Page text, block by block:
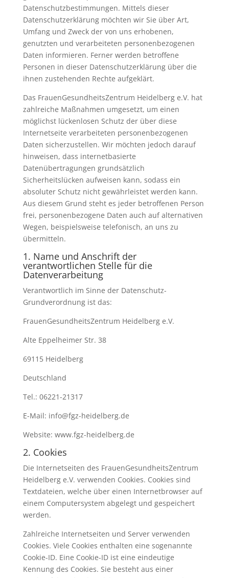
Datenschutzbestimmungen. Mittels dieser
Datenschutzerklärung möchten wir Sie über Art,
Umfang und Zweck der von uns erhobenen,
genutzten und verarbeiteten personenbezogenen
Daten informieren. Ferner werden betroffene
Personen in dieser Datenschutzerklärung über die
ihnen zustehenden Rechte aufgeklärt.
Das FrauenGesundheitsZentrum Heidelberg e.V. hat
zahlreiche Maßnahmen umgesetzt, um einen
möglichst lückenlosen Schutz der über diese
Internetseite verarbeiteten personenbezogenen
Daten sicherzustellen. Wir möchten jedoch darauf
hinweisen, dass internetbasierte
Datenübertragungen grundsätzlich
Sicherheitslücken aufweisen kann, sodass ein
absoluter Schutz nicht gewährleistet werden kann.
Aus diesem Grund steht es jeder betroffenen Person
frei, personenbezogene Daten auch auf alternativen
Wegen, beispielsweise telefonisch, an uns zu
übermitteln.
1. Name und Anschrift der
verantwortlichen Stelle für die
Datenverarbeitung
Verantwortlich im Sinne der Datenschutz-
Grundverordnung ist das:
FrauenGesundheitsZentrum Heidelberg e.V.
Alte Eppelheimer Str. 38
69115 Heidelberg
Deutschland
Tel.: 06221-21317
E-Mail: info@fgz-heidelberg.de
Website: www.fgz-heidelberg.de
2. Cookies
Die Internetseiten des FrauenGesundheitsZentrum
Heidelberg e.V. verwenden Cookies. Cookies sind
Textdateien, welche über einen Internetbrowser auf
einem Computersystem abgelegt und gespeichert
werden.
Zahlreiche Internetseiten und Server verwenden
Cookies. Viele Cookies enthalten eine sogenannte
Cookie-ID. Eine Cookie-ID ist eine eindeutige
Kennung des Cookies. Sie besteht aus einer